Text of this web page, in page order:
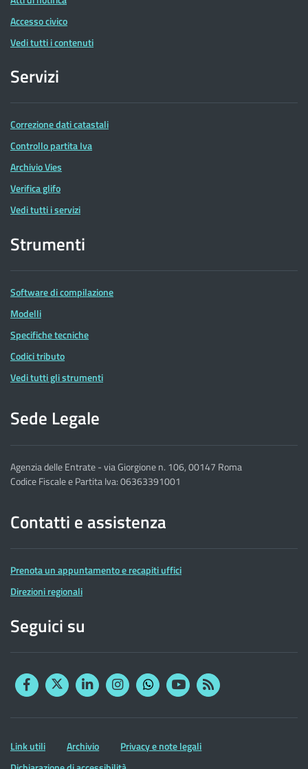
Accesso civico
Vedi tutti i contenuti
Servizi
Correzione dati catastali
Controllo partita Iva
Archivio Vies
Verifica glifo
Vedi tutti i servizi
Strumenti
Software di compilazione
Modelli
Specifiche tecniche
Codici tributo
Vedi tutti gli strumenti
Sede Legale
Agenzia delle Entrate - via Giorgione n. 106, 00147 Roma
Codice Fiscale e Partita Iva: 06363391001
Contatti e assistenza
Prenota un appuntamento e recapiti uffici
Direzioni regionali
Seguici su
FacebookTwitterLinkedinInstagram
YouTubeRSS
Altre
informazioni
Link utili Archivio
Privacy e note legali